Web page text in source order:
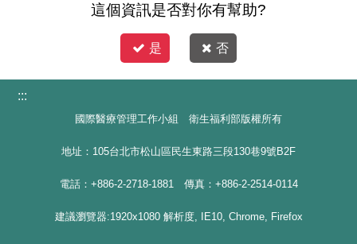
這個資訊是否對你有幫助?
是 否
:::
國際醫療管理工作小組 衛生福利部版權所有
地址：105台北市松山區民生東路三段130巷9號B2F
電話：+886-2-2718-1881 傳真：+886-2-2514-0114
建議瀏覽器:1920x1080 解析度, IE10, Chrome, Firefox